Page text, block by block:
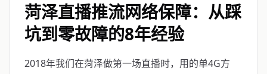
菏泽直播推流网络保障：从踩
坑到零故障的8年经验
2018年我们在菏泽做第一场直播时，用的单4G方